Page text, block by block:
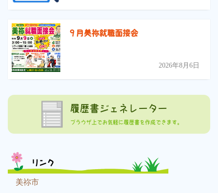
９月美祢就職面接会
2026年8月6日
履歴書ジェネレーター
ブラウザ上でお気軽に履歴書を作成できます。
リンク
美祢市